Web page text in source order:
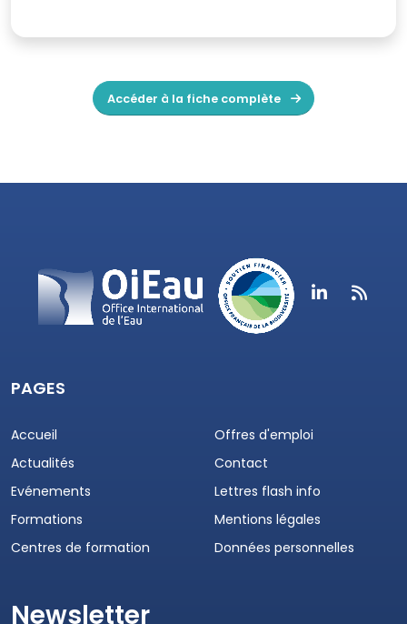
Accéder à la fiche complète
PAGES
Accueil
Actualités
Evénements
Formations
Centres de formation
Offres d'emploi
Contact
Lettres flash info
Mentions légales
Données personnelles
Newsletter